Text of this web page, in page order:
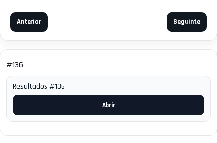
Anterior Seguinte
#136
Resultados #136
Abrir